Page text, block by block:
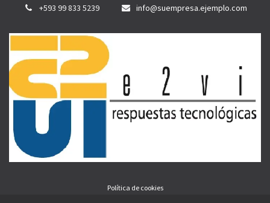
+593 99 833 5239
info@suempresa.ejemplo.com
Política de cookies